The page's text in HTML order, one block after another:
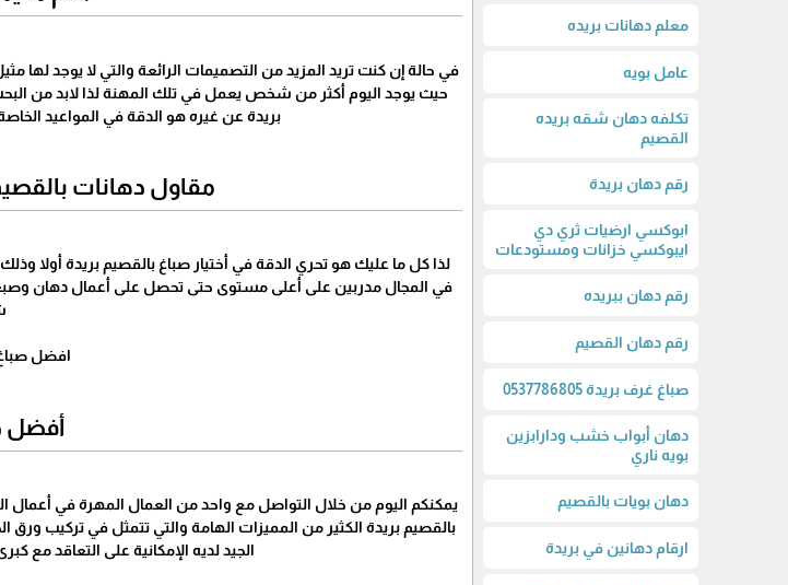
معلم دهانات بريده
عامل بويه
تكلفه دهان شقه بريده
القصيم
رقم دهان بريدة
ابوكسي ارضيات ثري دي
ايبوكسي خزانات ومستودعات
رقم دهان ببريده
رقم دهان القصيم
صباغ غرف بريدة 0537786805
دهان أبواب خشب ودارابزين
بويه ناري
دهان بويات بالقصيم
ارقام دهانين في بريدة
في حالة إن كنت تريد المزيد من التصميمات الرائعة والتي لا يوجد
حيث يوجد اليوم أكثر من شخص يعمل في تلك المهنة لذا لابد من
بريدة عن غيره هو الدقة في المواعيد
مقاول دهانات
لذا كل ما عليك هو تحري الدقة في أختيار صباغ بالقصيم بريدة أولا
في المجال مدربين على أعلى مستوى حتى تحصل على أعمال دهان
افضل صباغ
أفضل
يمكنكم اليوم من خلال التواصل مع واحد من العمال المهرة في أعمال
بالقصيم بريدة الكثير من المميزات الهامة والتي تتمثل في تركيب ورق
الجيد لديه الإمكانية على التعاقد